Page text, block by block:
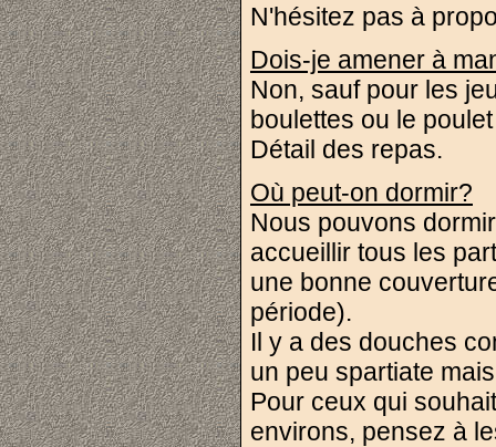
N'hésitez pas à
Dois-je amener à
Non, sauf pour les
boulettes ou le
Détail des repas.
Où peut-on dormir?
Nous pouvons
accueillir tous les
une bonne
période).
Il y a des douches
un peu spartiate
Pour ceux qui
environs, pensez à